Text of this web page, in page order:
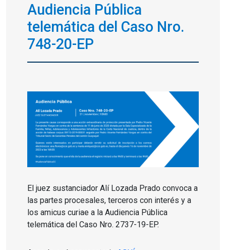
Audiencia Pública
telemática del Caso Nro.
748-20-EP
El juez sustanciador Alí Lozada Prado convoca a
las partes procesales, terceros con interés y a
los amicus curiae a la Audiencia Pública
telemática del Caso Nro. 2737-19-EP.